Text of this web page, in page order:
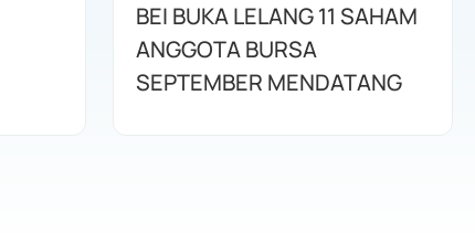
BEI BUKA LELANG 11 SAHAM
ANGGOTA BURSA
SEPTEMBER MENDATANG